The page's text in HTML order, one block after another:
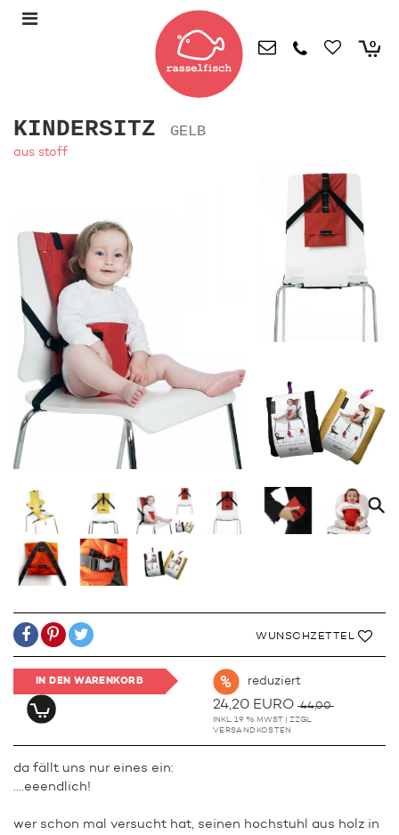
0
KINDERSITZ GELB
aus stoff
WUNSCHZETTEL
IN DEN WARENKORB reduziert
24,20 EURO 44,00
INKL. 19 % MWST | ZZGL.
VERSANDKOSTEN
da fällt uns nur eines ein:
....eeendlich!
wer schon mal versucht hat, seinen hochstuhl aus holz in